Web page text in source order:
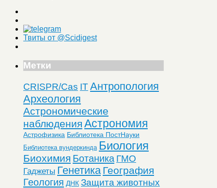
Твиты от @Scidigest
Метки
CRISPR/Cas ITАнтропология
Археология
Астрономические
наблюдения Астрономия
Астрофизика Библиотека ПостНауки
Библиотека вундеркинда Биология
Биохимия Ботаника ГМО
Гаджеты Генетика География
Геология ДНК Защита животных